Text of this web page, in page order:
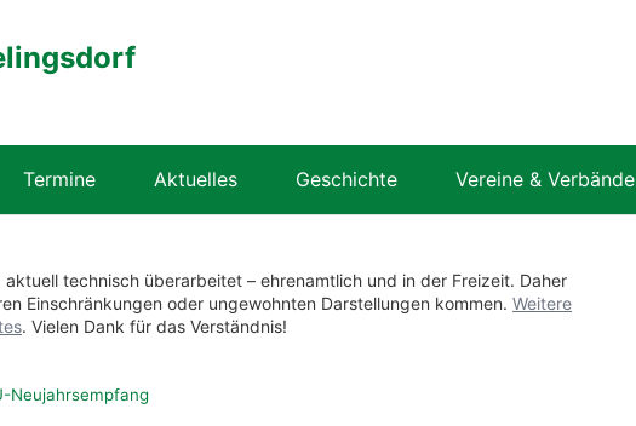
Termine Aktuelles Geschichte Vereine & Verbände
aktuell technisch überarbeitet – ehrenamtlich und in der Freizeit. Daher
Einschränkungen oder ungewohnten Darstellungen kommen. Weitere
. Vielen Dank für das Verständnis!
Neujahrsempfang